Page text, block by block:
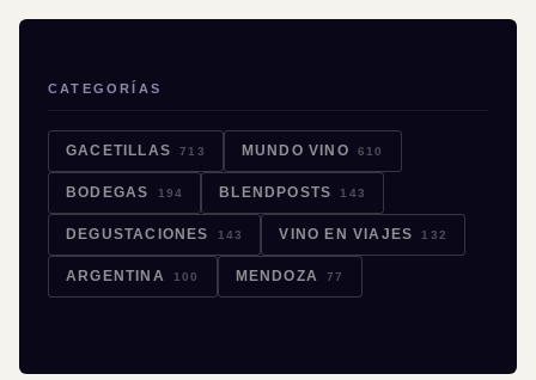
CATEGORÍAS
GACETILLAS 713 MUNDO VINO 610
BODEGAS 194 BLENDPOSTS 143
DEGUSTACIONES 143 VINO EN VIAJES 132
ARGENTINA 100 MENDOZA 77